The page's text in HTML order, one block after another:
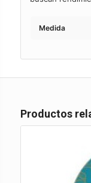
Medida
Productos